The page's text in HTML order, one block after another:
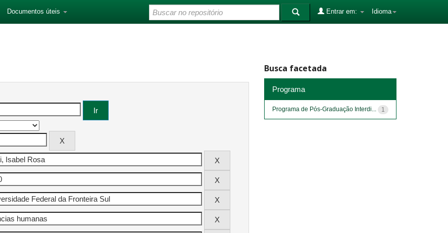
Documentos úteis Idioma
Entrar em:
Busca facetada
Programa
1
Programa de Pós-Graduação Interdi...